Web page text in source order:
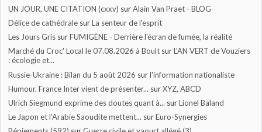
UN JOUR, UNE CITATION (cxxv) surAlain Van Praet - BLOG
Délice de cathédrale surLa senteur de l'esprit
Les Jours Gris surFUMIGÈNE - Derrière l'écran de fumée, la réalité
Marché du Croc' Local le 07.08.2026 à Boult surL'AN VERT de Vouziers
: écologie et...
Russie-Ukraine : Bilan du 5 août 2026 surl'information nationaliste
Humour. France Inter vient de présenter... surXYZ, ABCD
Ulrich Siegmund exprime des doutes quant à... surLionel Baland
Le Japon et l’Arabie Saoudite mettent... surEuro-Synergies